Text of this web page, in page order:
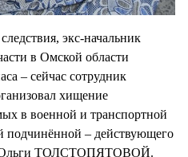
экс-начальник
в Омской области
– сейчас сотрудник
хищение
в военной и транспортной
– действующего
Ольги ТОЛСТОПЯТОВОЙ.